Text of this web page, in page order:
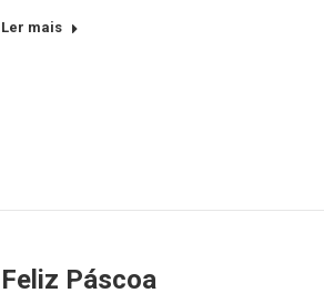
Ler mais
Feliz Páscoa